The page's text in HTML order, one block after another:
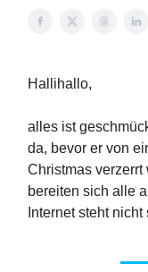
Hallihallo,
alles ist
da, bevor er von
Christmas
bereiten sich alle
Internet steht nicht